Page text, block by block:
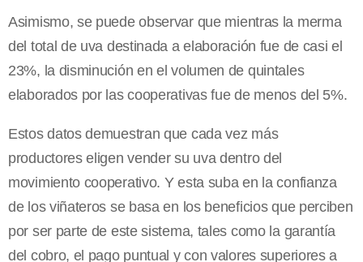
Asimismo, se puede observar que mientras la merma
del total de uva destinada a elaboración fue de casi el
23%, la disminución en el volumen de quintales
elaborados por las cooperativas fue de menos del 5%.
Estos datos demuestran que cada vez más
productores eligen vender su uva dentro del
movimiento cooperativo. Y esta suba en la confianza
de los viñateros se basa en los beneficios que perciben
por ser parte de este sistema, tales como la garantía
del cobro, el pago puntual y con valores superiores a